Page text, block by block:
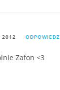
2012 ODPOWIEDZ
Zafon <3